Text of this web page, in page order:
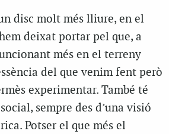
disc molt més lliure, en el
deixat portar pel que, a
més en el terreny
del que venim fent però
experimentar. També té
sempre des d’una visió
Potser el que més el